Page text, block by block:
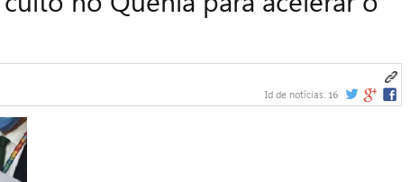
Id de notícias: 16